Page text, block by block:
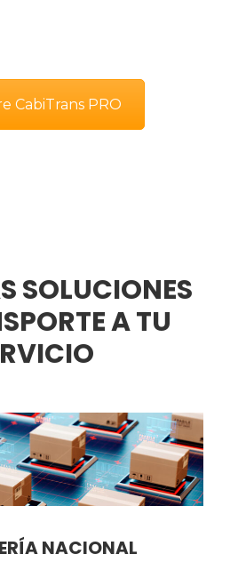
CabiTrans PRO
SOLUCIONES
A TU
NACIONAL